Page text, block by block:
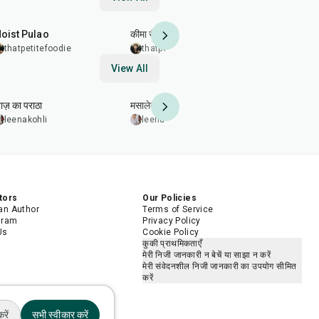
Pulao
thatpetitefoodie
कीमा सैंडविच
thatpetitefoodie
View All
का पराठा
leenakohli
मसालेदार पैन-ग्रिल्ड सैल्मन
leenakohli
Author
Our Policies
Terms of Service
Privacy Policy
Cookie Policy
कुकी प्राथमिकताएँ
मेरी निजी जानकारी न बेचें या साझा न करें
मेरी संवेदनशील निजी जानकारी का उपयोग सीमित
करें
सभी स्वीकार करें